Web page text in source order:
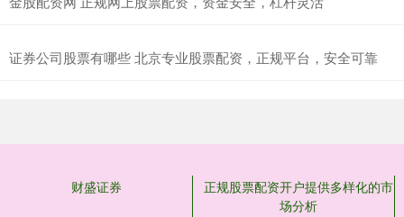
证券公司股票有哪些 北京专业股票配资，正规平台，安全可靠
财盛证券
正规股票配资开户提供多样化的市
场分析